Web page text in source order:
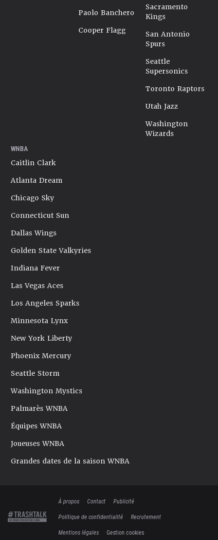
Paolo Banchero
Cooper Flagg
Sacramento
Kings
San Antonio
Spurs
Seattle
Supersonics
Toronto Raptors
Utah Jazz
Washington
Wizards
WNBA
Caitlin Clark
Atlanta Dream
Chicago Sky
Connecticut Sun
Dallas Wings
Golden State Valkyries
Indiana Fever
Las Vegas Aces
Los Angeles Sparks
Minnesota Lynx
New York Liberty
Phoenix Mercury
Seattle Storm
Washington Mystics
Palmarès WNBA
Équipes WNBA
Joueuses WNBA
Grandes dates de la saison WNBA
À propos Contact
Publicité
Politique de confidentialité
Recrutement
Mentions légales
Gestion cookies